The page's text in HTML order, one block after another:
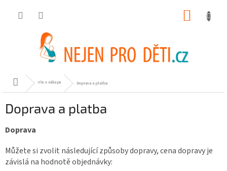
Domů Vše o nákupu Doprava a platba
Doprava a platba
Doprava
Můžete si zvolit následující způsoby dopravy, cena dopravy je
závislá na hodnotě objednávky: